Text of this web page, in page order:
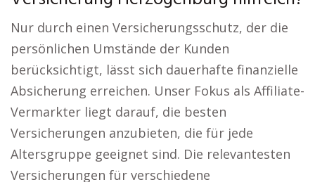
Nur durch einen Versicherungsschutz, der die
persönlichen Umstände der Kunden
berücksichtigt, lässt sich dauerhafte finanzielle
Absicherung erreichen. Unser Fokus als Affiliate-
Vermarkter liegt darauf, die besten
Versicherungen anzubieten, die für jede
Altersgruppe geeignet sind. Die relevantesten
Versicherungen für verschiedene